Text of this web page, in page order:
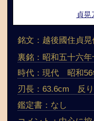
貞晃
銘文：越後國住貞晃
裏銘：昭和五十六年
時代：現代 昭和56
刃長：63.6cm 反
鑑定書：なし